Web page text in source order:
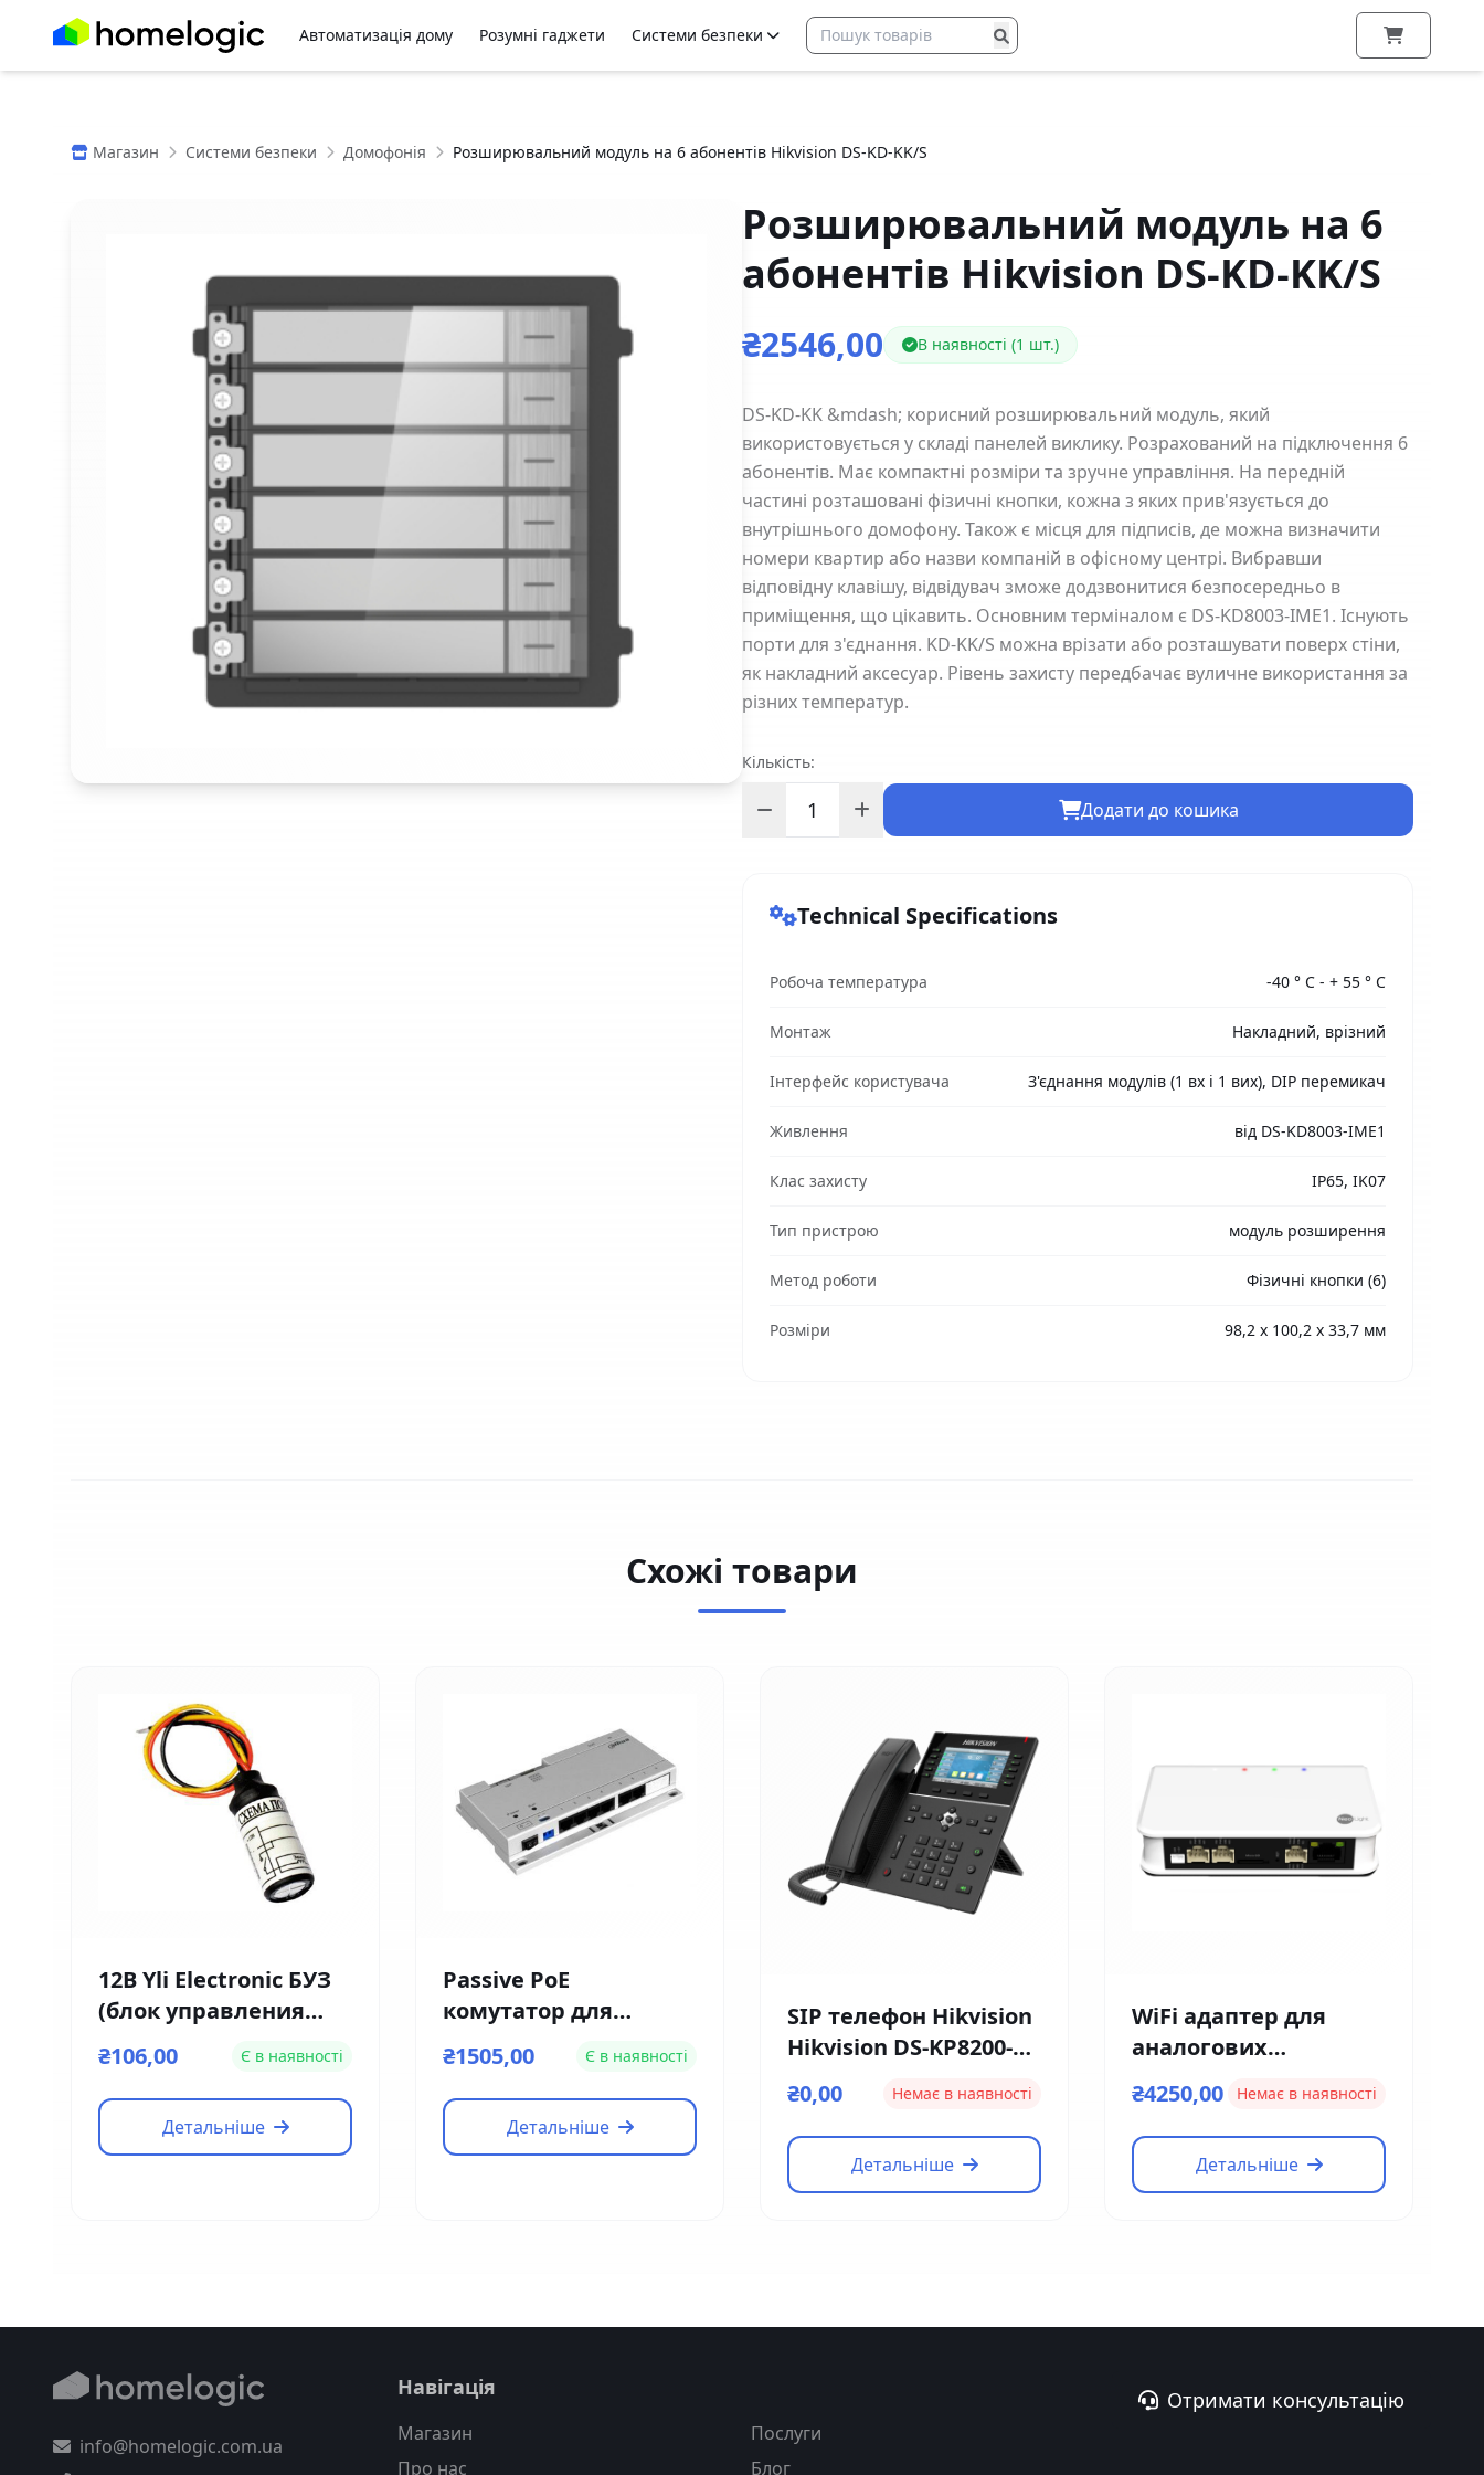
Автоматизація дому Розумні гаджети Системи безпеки
Магазин Системи безпеки Домофонія Розширювальний модуль на 6 абонентів Hikvision DS-KD-KK/S
Розширювальний модуль на 6
абонентів Hikvision DS-KD-KK/S
₴2546,00 В наявності (1 шт.)
DS-KD-KK &mdash; корисний розширювальний модуль, який
використовується у складі панелей виклику. Розрахований на підключення 6
абонентів. Має компактні розміри та зручне управління. На передній
частині розташовані фізичні кнопки, кожна з яких прив'язується до
внутрішнього домофону. Також є місця для підписів, де можна визначити
номери квартир або назви компаній в офісному центрі. Вибравши
відповідну клавішу, відвідувач зможе додзвонитися безпосередньо в
приміщення, що цікавить. Основним терміналом є DS-KD8003-IME1. Існують
порти для з'єднання. KD-KK/S можна врізати або розташувати поверх стіни,
як накладний аксесуар. Рівень захисту передбачає вуличне використання за
різних температур.
Кількість:
Додати до кошика
Technical Specifications
Робоча температура -40 ° С - + 55 ° С
Монтаж Накладний, врізний
Інтерфейс користувача З'єднання модулів (1 вх і 1 вих), DIP перемикач
Живлення від DS-KD8003-IME1
Клас захисту IP65, IK07
Тип пристрою модуль розширення
Метод роботи Фізичні кнопки (6)
Розміри 98,2 х 100,2 х 33,7 мм
Схожі товари
12В Yli Electronic БУЗ
(блок управления
замком)
₴106,00 Є в наявності
Детальніше
Passive PoE
комутатор для
домофонів Dahua DH-
VTNS1060A
₴1505,00 Є в наявності
Детальніше
SIP телефон Hikvision
Hikvision DS-KP8200-
₴0,00 Немає в наявності
Детальніше
WiFi адаптер для
аналогових
панелей Neolight
NeoBox Pro
₴4250,00 Немає в наявності
Детальніше
info@homelogic.com.ua
Навігація
Магазин
Послуги
Про нас
Блог
Отримати консультацію